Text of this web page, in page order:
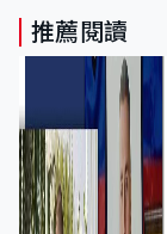
推薦閱讀